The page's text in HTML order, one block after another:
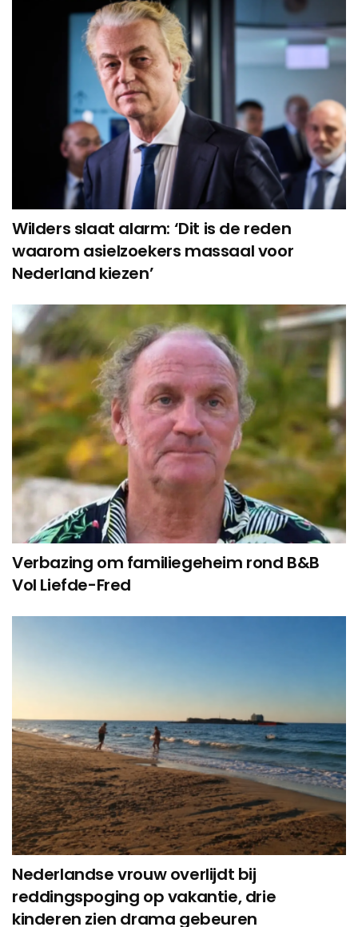
Wilders slaat alarm: ‘Dit is de reden
waarom asielzoekers massaal voor
Nederland kiezen’
Verbazing om familiegeheim rond B&B
Vol Liefde-Fred
Nederlandse vrouw overlijdt bij
reddingspoging op vakantie, drie
kinderen zien drama gebeuren